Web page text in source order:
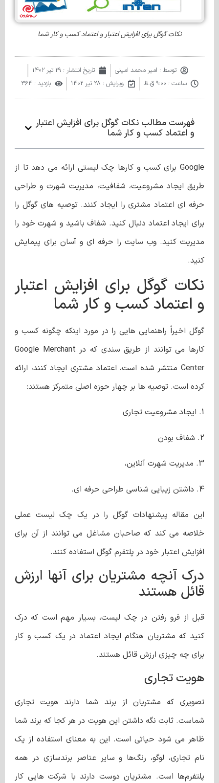
نکات گوگل برای افزایش اعتبار و اعتماد کسب و کار شما
توسط : امیر محمد امینی تاریخ انتشار : 29 تیر 1402
ساعت : 9:00 ق.ظ ویرایش : 28 تیر 1402 بازدید : 364
فهرست مطالب نکات گوگل برای افزایش اعتبار
و اعتماد کسب و کار شما
Google برای کسب و کارها چک لیستی ارائه می دهد تا از
طریق ایجاد مشروعیت، شفافیت، مدیریت شهرت و طراحی
حرفه ای اعتماد مشتری را ایجاد کنند. توصیه های گوگل را
برای ایجاد اعتماد دنبال کنید. شفاف باشید و شهرت خود را
مدیریت کنید. وب سایت را حرفه ای و آسان برای پیمایش
کنید.
نکات گوگل برای افزایش اعتبار
و اعتماد کسب و کار شما
گوگل اخیراً راهنمایی هایی را در مورد اینکه چگونه کسب و
کارها می توانند از طریق سندی که در Google Merchant
Center منتشر شده است، اعتماد مشتری ایجاد کنند، ارائه
کرده است. توصیه ها بر چهار حوزه اصلی متمرکز هستند:
1. ایجاد مشروعیت تجاری
2. شفاف بودن
3. مدیریت شهرت آنلاین،
4. داشتن زیبایی شناسی طراحی حرفه ای.
این مقاله پیشنهادات گوگل را در یک چک لیست عملی
خلاصه می کند که صاحبان مشاغل می توانند از آن برای
افزایش اعتبار خود در پلتفرم گوگل استفاده کنند.
درک آنچه مشتریان برای آنها ارزش
قائل هستند
قبل از فرو رفتن در چک لیست، بسیار مهم است که درک
کنید که مشتریان هنگام ایجاد اعتماد در یک کسب و کار
برای چه چیزی ارزش قائل هستند.
هویت تجاری
تصویری که مشتریان از برند شما دارند هویت تجاری
شماست. ثابت نگه داشتن این هویت در هر کجا که برند شما
ظاهر می شود حیاتی است. این به معنای استفاده از یک
نام تجاری، لوگو، رنگ‌ها و سایر عناصر برندسازی در همه
پلتفرم‌ها است. مشتریان دوست دارند با شرکت هایی کار